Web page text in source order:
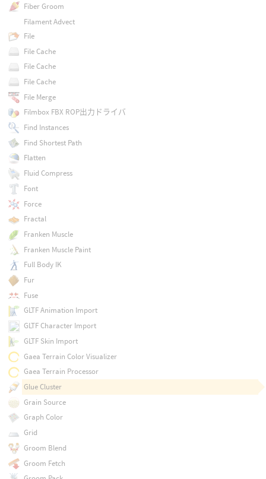
Fiber Groom
Filament Advect
File
File Cache
File Cache
File Cache
File Merge
Filmbox FBX ROP出力ドライバ
Find Instances
Find Shortest Path
Flatten
Fluid Compress
Font
Force
Fractal
Franken Muscle
Franken Muscle Paint
Full Body IK
Fur
Fuse
GLTF Animation Import
GLTF Character Import
GLTF Skin Import
Gaea Terrain Color Visualizer
Gaea Terrain Processor
Glue Cluster
Grain Source
Graph Color
Grid
Groom Blend
Groom Fetch